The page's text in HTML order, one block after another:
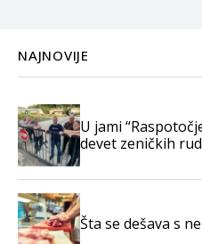
NAJNOVIJE
U jami
devet zeničkih
Šta se dešava s